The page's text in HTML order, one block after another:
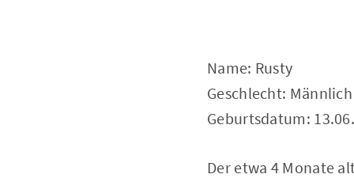
Name: Rusty
Geschlecht: Männlich
Geburtsdatum:
Der etwa 4 Monate